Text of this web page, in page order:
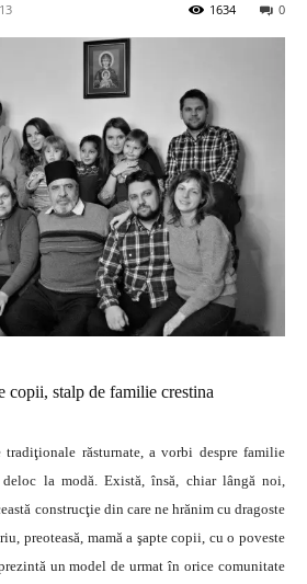
0
1634
copii, stalp de familie crestina
răsturnate, a vorbi despre familie
la modă. Există, însă, chiar lângă noi,
construcţie din care ne hrănim cu dragoste
preoteasă, mamă a şapte copii, cu o poveste
un model de urmat în orice comunitate